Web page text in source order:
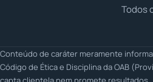
Todos
Conteúdo de caráter meramente
Código de Ética e Disciplina da OAB